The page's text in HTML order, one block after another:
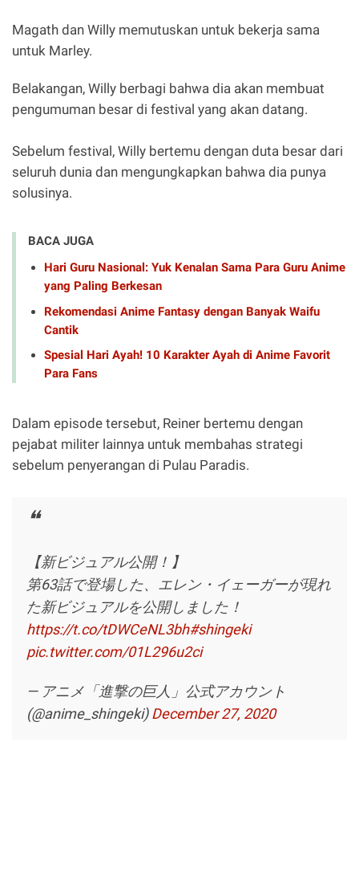
Magath dan Willy memutuskan untuk bekerja sama
untuk Marley.
Belakangan, Willy berbagi bahwa dia akan membuat
pengumuman besar di festival yang akan datang.
Sebelum festival, Willy bertemu dengan duta besar dari
seluruh dunia dan mengungkapkan bahwa dia punya
solusinya.
BACA JUGA
Hari Guru Nasional: Yuk Kenalan Sama Para Guru Anime
yang Paling Berkesan
Rekomendasi Anime Fantasy dengan Banyak Waifu
Cantik
Spesial Hari Ayah! 10 Karakter Ayah di Anime Favorit
Para Fans
Dalam episode tersebut, Reiner bertemu dengan
pejabat militer lainnya untuk membahas strategi
sebelum penyerangan di Pulau Paradis.
【新ビジュアル公開！】
第63話で登場した、エレン・イェーガーが現れ
た新ビジュアルを公開しました！
https://t.co/tDWCeNL3bh#shingeki
pic.twitter.com/01L296u2ci
— アニメ「進撃の巨人」公式アカウント
(@anime_shingeki)December 27, 2020